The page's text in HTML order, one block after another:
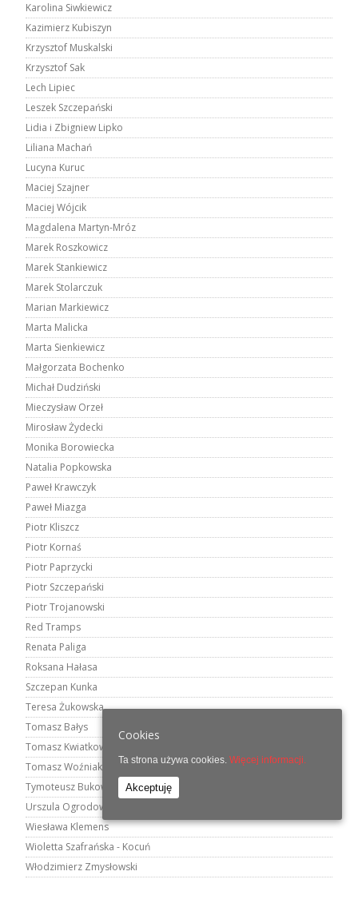
Karolina Siwkiewicz
Kazimierz Kubiszyn
Krzysztof Muskalski
Krzysztof Sak
Lech Lipiec
Leszek Szczepański
Lidia i Zbigniew Lipko
Liliana Machań
Lucyna Kuruc
Maciej Szajner
Maciej Wójcik
Magdalena Martyn-Mróz
Marek Roszkowicz
Marek Stankiewicz
Marek Stolarczuk
Marian Markiewicz
Marta Malicka
Marta Sienkiewicz
Małgorzata Bochenko
Michał Dudziński
Mieczysław Orzeł
Mirosław Żydecki
Monika Borowiecka
Natalia Popkowska
Paweł Krawczyk
Paweł Miazga
Piotr Kliszcz
Piotr Kornaś
Piotr Paprzycki
Piotr Szczepański
Piotr Trojanowski
Red Tramps
Renata Paliga
Roksana Hałasa
Szczepan Kunka
Teresa Żukowska
Tomasz Bałys
Tomasz Kwiatkowski
Tomasz Woźniak
Tymoteusz Bukowski
Urszula Ogrodowicz
Wiesława Klemens
Wioletta Szafrańska - Kocuń
Włodzimierz Zmysłowski
Cookies
Ta strona używa cookies. Więcej informacji.
Akceptuję